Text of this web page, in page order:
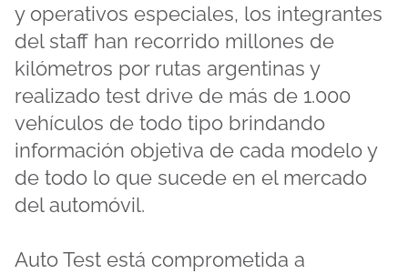
y operativos especiales, los integrantes
del staff han recorrido millones de
kilómetros por rutas argentinas y
realizado test drive de más de 1.000
vehículos de todo tipo brindando
información objetiva de cada modelo y
de todo lo que sucede en el mercado
del automóvil.
Auto Test está comprometida a